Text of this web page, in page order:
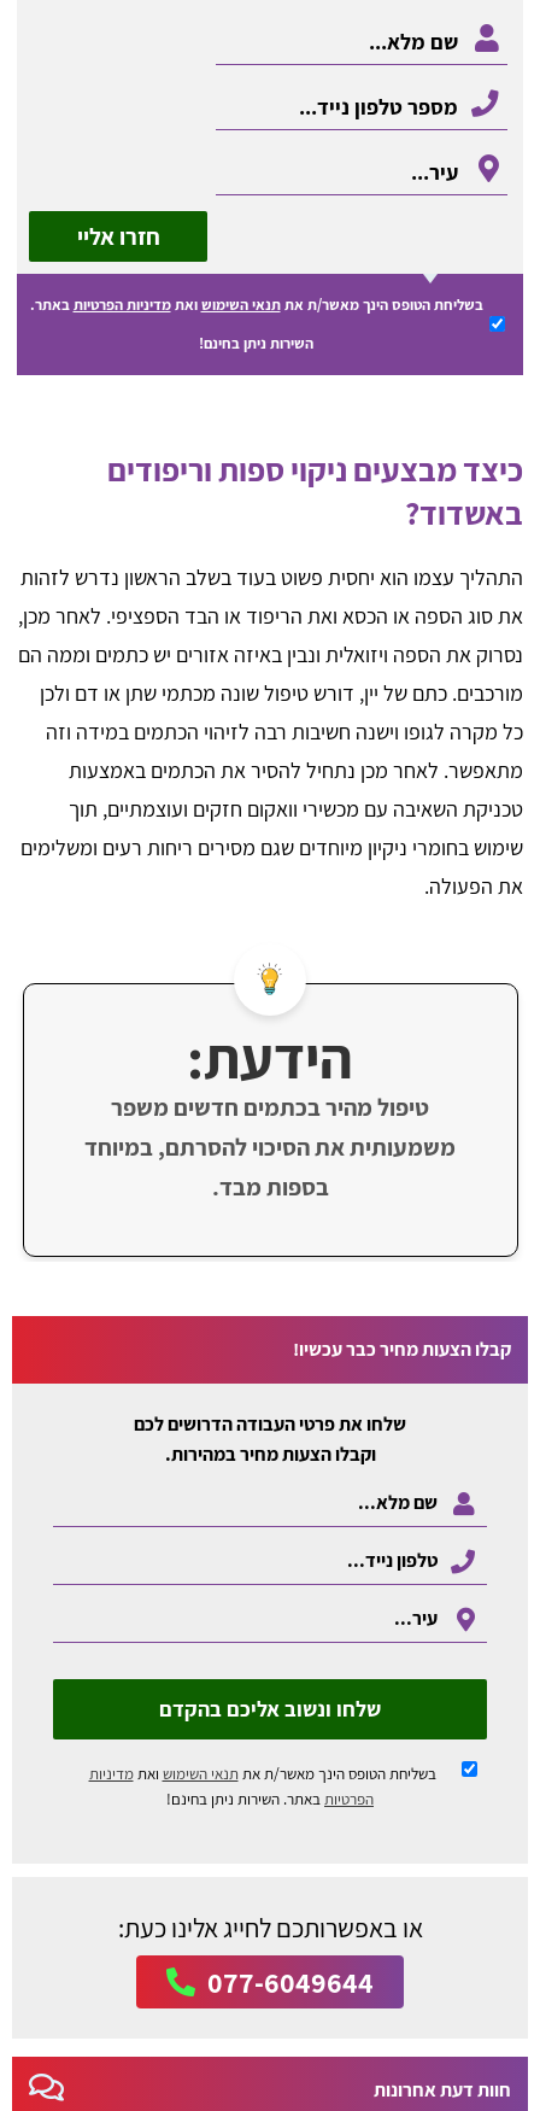
חזרו אליי
בשליחת הטופס הינך מאשר/ת אתתנאי השימושואתמדיניות הפרטיותבאתר.
השירות ניתן בחינם!
כיצד מבצעים ניקוי ספות וריפודים
באשדוד?
התהליך עצמו הוא יחסית פשוט בעוד בשלב הראשון נדרש לזהות
את סוג הספה או הכסא ואת הריפוד או הבד הספציפי. לאחר מכן,
נסרוק את הספה ויזואלית ונבין באיזה אזורים יש כתמים וממה הם
מורכבים. כתם של יין, דורש טיפול שונה מכתמי שתן או דם ולכן
כל מקרה לגופו וישנה חשיבות רבה לזיהוי הכתמים במידה וזה
מתאפשר. לאחר מכן נתחיל להסיר את הכתמים באמצעות
טכניקת השאיבה עם מכשירי וואקום חזקים ועוצמתיים, תוך
שימוש בחומרי ניקיון מיוחדים שגם מסירים ריחות רעים ומשלימים
את הפעולה.
הידעת:
טיפול מהיר בכתמים חדשים משפר
משמעותית את הסיכוי להסרתם, במיוחד
בספות מבד.
קבלו הצעות מחיר כבר עכשיו!
שלחו את פרטי העבודה הדרושים לכם
וקבלו הצעות מחיר במהירות.
שלחו ונשוב אליכם בהקדם
בשליחת הטופס הינך מאשר/ת את תנאי השימוש ואתמדיניות
הפרטיותבאתר. השירות ניתן בחינם!
או באפשרותכם לחייג אלינו כעת:
077-6049644
חוות דעת אחרונות